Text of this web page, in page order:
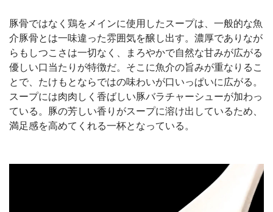
豚骨ではなく鶏をメインに使用したスープは、一般的な魚
介豚骨とは一味違った雰囲気を醸し出す。濃厚でありなが
らもしつこさは一切なく、まろやかで自然な甘みが広がる
優しい口当たりが特徴だ。そこに魚介の旨みが重なりるこ
とで、たけもとならではの味わいが口いっぱいに広がる。
スープには肉肉しく香ばしい豚バラチャーシューが加わっ
ている。豚の芳しい香りがスープに溶け出しているため、
満足感を高めてくれる一杯となっている。